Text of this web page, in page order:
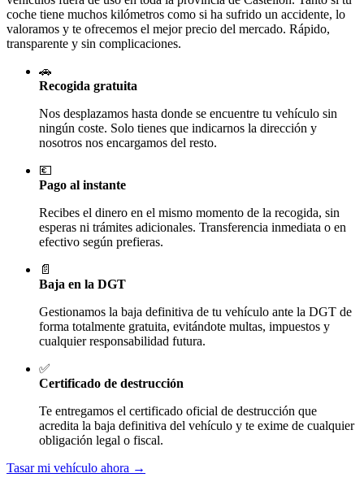
coche tiene muchos kilómetros como si ha sufrido un accidente, lo
valoramos y te ofrecemos el mejor precio del mercado. Rápido,
transparente y sin complicaciones.
🚗
Recogida gratuita
Nos desplazamos hasta donde se encuentre tu vehículo sin
ningún coste. Solo tienes que indicarnos la dirección y
nosotros nos encargamos del resto.
💶
Pago al instante
Recibes el dinero en el mismo momento de la recogida, sin
esperas ni trámites adicionales. Transferencia inmediata o en
efectivo según prefieras.
📄
Baja en la DGT
Gestionamos la baja definitiva de tu vehículo ante la DGT de
forma totalmente gratuita, evitándote multas, impuestos y
cualquier responsabilidad futura.
✅
Certificado de destrucción
Te entregamos el certificado oficial de destrucción que
acredita la baja definitiva del vehículo y te exime de cualquier
obligación legal o fiscal.
Tasar mi vehículo ahora →